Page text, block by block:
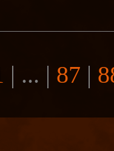
| ... | 87 |